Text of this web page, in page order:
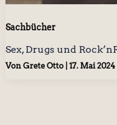
Sachbücher
Sex, Drugs und
Von Grete Otto 17. Mai 2024